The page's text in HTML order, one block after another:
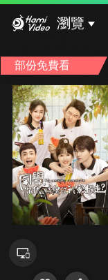
瀏覽
部份免費看